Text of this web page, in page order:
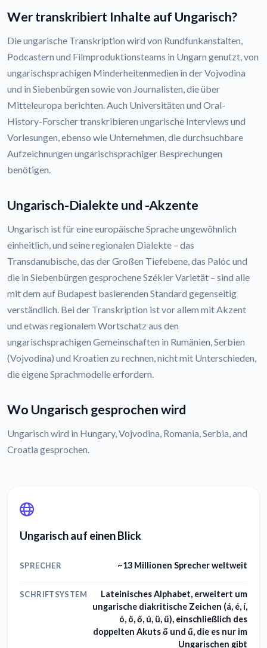
Wer transkribiert Inhalte auf Ungarisch?
Die ungarische Transkription wird von Rundfunkanstalten,
Podcastern und Filmproduktionsteams in Ungarn genutzt, von
ungarischsprachigen Minderheitenmedien in der Vojvodina
und in Siebenbürgen sowie von Journalisten, die über
Mitteleuropa berichten. Auch Universitäten und Oral-
History-Forscher transkribieren ungarische Interviews und
Vorlesungen, ebenso wie Unternehmen, die durchsuchbare
Aufzeichnungen ungarischsprachiger Besprechungen
benötigen.
Ungarisch-Dialekte und -Akzente
Ungarisch ist für eine europäische Sprache ungewöhnlich
einheitlich, und seine regionalen Dialekte – das
Transdanubische, das der Großen Tiefebene, das Palóc und
die in Siebenbürgen gesprochene Székler Varietät – sind alle
mit dem auf Budapest basierenden Standard gegenseitig
verständlich. Bei der Transkription ist vor allem mit Akzent
und etwas regionalem Wortschatz aus den
ungarischsprachigen Gemeinschaften in Rumänien, Serbien
(Vojvodina) und Kroatien zu rechnen, nicht mit Unterschieden,
die eigene Sprachmodelle erfordern.
Wo Ungarisch gesprochen wird
Ungarisch wird in Hungary, Vojvodina, Romania, Serbia, and
Croatia gesprochen.
Ungarisch auf einen Blick
SPRECHER ~13 Millionen Sprecher weltweit
SCHRIFTSYSTEM
Lateinisches Alphabet, erweitert um
ungarische diakritische Zeichen (á, é, í,
ó, ö, ő, ú, ü, ű), einschließlich des
doppelten Akuts ő und ű, die es nur im
Ungarischen gibt